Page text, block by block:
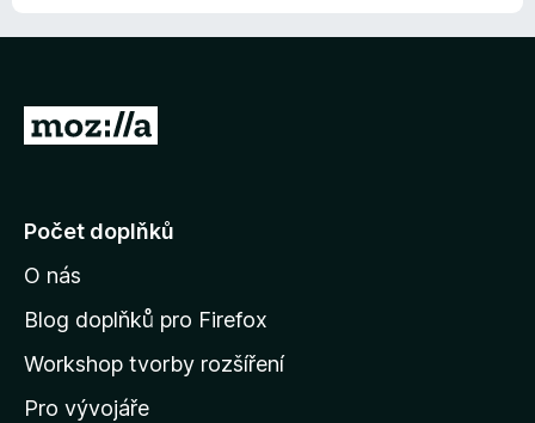
P
j
t
n
d
o
Počet doplňků
O nás
Blog doplňků pro Firefox
Workshop tvorby rozšíření
Pro vývojáře